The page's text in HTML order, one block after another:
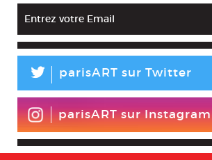
L parisART sur Twitter
parisART sur Instagram